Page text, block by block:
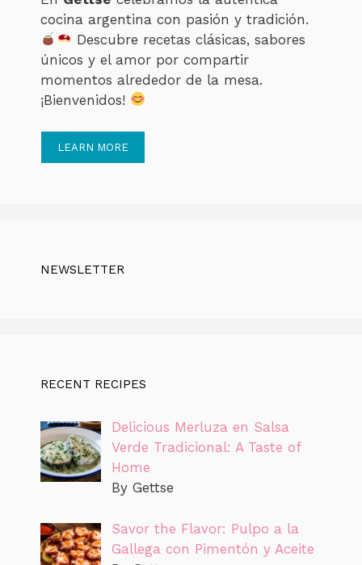
cocina argentina con pasión y tradición.
Descubre recetas clásicas, sabores
únicos y el amor por compartir
momentos alrededor de la mesa.
¡Bienvenidos!
LEARN MORE
NEWSLETTER
RECENT RECIPES
Delicious Merluza en Salsa
Verde Tradicional: A Taste of
Home
By Gettse
Savor the Flavor: Pulpo a la
Gallega con Pimentón y Aceite